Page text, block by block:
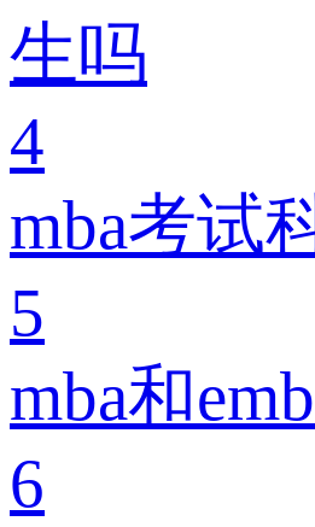
生吗
4
mba考试
5
mba和
6